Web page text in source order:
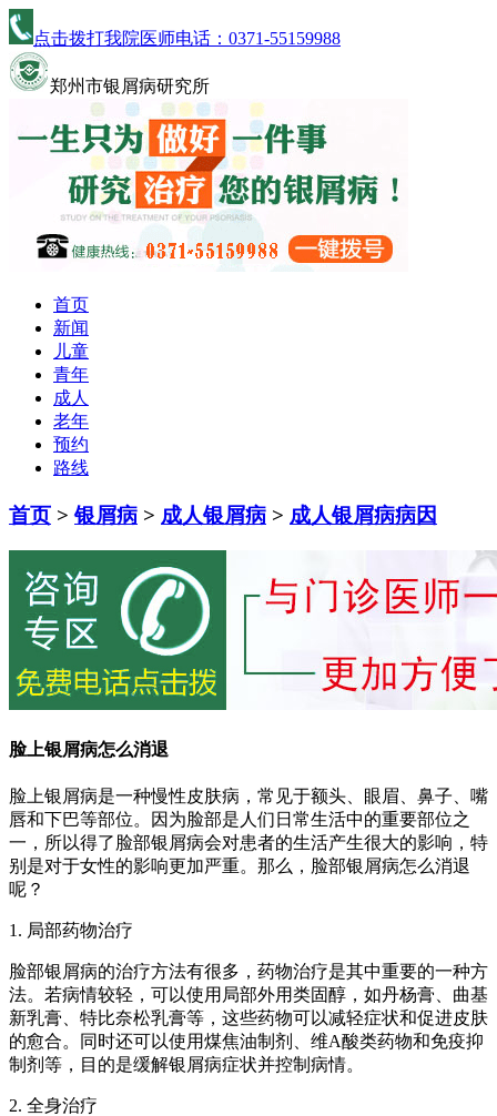
点击拨打我院医师电话： 0371-55159988
郑州市银屑病研究所
首页
新闻
儿童
青年
成人
老年
预约
路线
首页 >银屑病 > 成人银屑病 > 成人银屑病病因
脸上银屑病怎么消退
脸上银屑病是一种慢性皮肤病，常见于额头、眼眉、鼻子、嘴
唇和下巴等部位。因为脸部是人们日常生活中的重要部位之
一，所以得了脸部银屑病会对患者的生活产生很大的影响，特
别是对于女性的影响更加严重。那么，脸部银屑病怎么消退
呢？
1. 局部药物治疗
脸部银屑病的治疗方法有很多，药物治疗是其中重要的一种方
法。若病情较轻，可以使用局部外用类固醇，如丹杨膏、曲基
新乳膏、特比奈松乳膏等，这些药物可以减轻症状和促进皮肤
的愈合。同时还可以使用煤焦油制剂、维A酸类药物和免疫抑
制剂等，目的是缓解银屑病症状并控制病情。
2. 全身治疗